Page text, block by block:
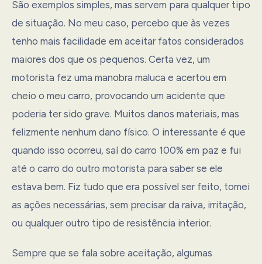
São exemplos simples, mas servem para qualquer tipo
de situação. No meu caso, percebo que às vezes
tenho mais facilidade em aceitar fatos considerados
maiores dos que os pequenos. Certa vez, um
motorista fez uma manobra maluca e acertou em
cheio o meu carro, provocando um acidente que
poderia ter sido grave. Muitos danos materiais, mas
felizmente nenhum dano físico. O interessante é que
quando isso ocorreu, saí do carro 100% em paz e fui
até o carro do outro motorista para saber se ele
estava bem. Fiz tudo que era possível ser feito, tomei
as ações necessárias, sem precisar da raiva, irritação,
ou qualquer outro tipo de resistência interior.
Sempre que se fala sobre aceitação, algumas